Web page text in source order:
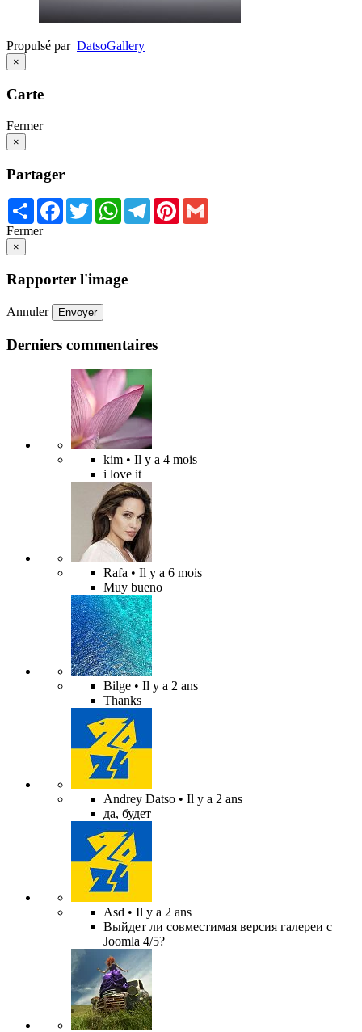
Propulsé par DatsoGallery
×
Carte
Fermer
×
Partager
Share Facebook
TwitterWhatsApp
TelegramPinterest
Fermer
×
Rapporter l'image
Annuler Envoyer
Derniers commentaires
kim • Il y a 4 mois
i love it
Rafa • Il y a 6 mois
Muy bueno
Bilge • Il y a 2 ans
Thanks
Andrey Datso • Il y a 2 ans
да, будет
Asd • Il y a 2 ans
Выйдет ли совместимая версия галереи с
Joomla 4/5?